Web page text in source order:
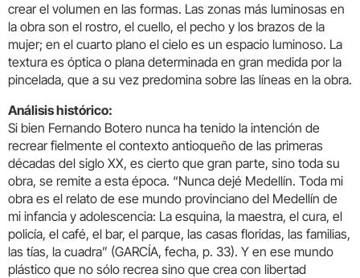
crear el volumen en las formas. Las zonas más luminosas en
la obra son el rostro, el cuello, el pecho y los brazos de la
mujer; en el cuarto plano el cielo es un espacio luminoso. La
textura es óptica o plana determinada en gran medida por la
pincelada, que a su vez predomina sobre las líneas en la obra.
Análisis histórico:
Si bien Fernando Botero nunca ha tenido la intención de
recrear fielmente el contexto antioqueño de las primeras
décadas del siglo XX, es cierto que gran parte, sino toda su
obra, se remite a esta época. “Nunca dejé Medellín. Toda mi
obra es el relato de ese mundo provinciano del Medellín de
mi infancia y adolescencia: La esquina, la maestra, el cura, el
policía, el café, el bar, el parque, las casas floridas, las familias,
las tías, la cuadra” (GARCÍA, fecha, p. 33). Y en ese mundo
plástico que no sólo recrea sino que crea con libertad